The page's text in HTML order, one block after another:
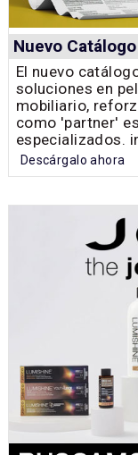
Nuevo
El nuevo
soluciones en
mobiliario,
como 'partner'
especializados.
Descárgalo ahora